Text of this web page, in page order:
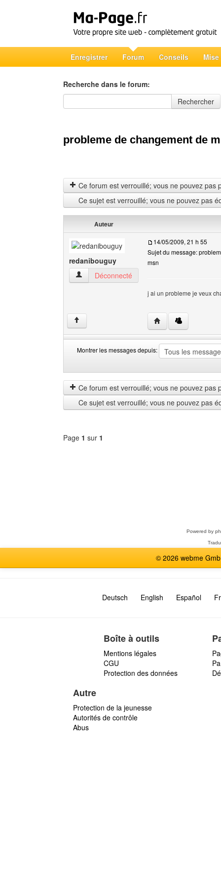
Enregistrer Forum Conseils Mise
Recherche dans le forum:
Recherche dans le forum
Rechercher
probleme de changement de
Ce forum est verrouillé; vous ne pouvez pas
Ce sujet est verrouillé; vous ne pouvez pas
Auteur
redanibouguy
redanibouguy Voir le profil de l'utilisateur
Déconnecté
14/05/2009, 21 h 55
Sujet du message:
msn
j ai un probleme je veux
↑ Visiter le site web
Montrer les messages depuis:
les
messages
depuis
by
Ce forum est verrouillé; vous ne pouvez pas
Ce sujet est verrouillé; vous ne pouvez pas
Page 1 sur 1
Powered by
© 2026 webme
Deutsch English Español
Boîte à outils
Mentions légales
CGU
Protection des données
Autre
Protection de la jeunesse
Autorités de contrôle
Abus